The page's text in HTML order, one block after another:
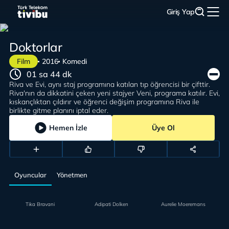
Giriş Yap
Film 2016 Komedi
Doktorlar
Riva ve Evi, aynı staj programına katılan tıp öğrencisi bir çifttir.
Riva'nın da dikkatini çeken yeni stajyer Veni, programa katılır. Evi,
kıskançlıktan çıldırır ve öğrenci değişim programına Riva ile
birlikte gitme planını iptal eder.
01 sa 44 dk
Hemen İzle Üye Ol
Oyuncular Yönetmen
Tika Bravani Adipati Dolken Aurelie Moeremans